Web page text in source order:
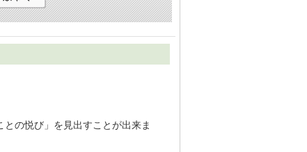
の悦び」を見出すことが出来ま